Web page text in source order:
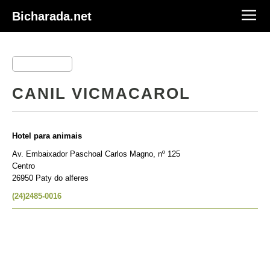
Bicharada.net
CANIL VICMACAROL
Hotel para animais
Av. Embaixador Paschoal Carlos Magno, nº 125
Centro
26950 Paty do alferes
(24)2485-0016